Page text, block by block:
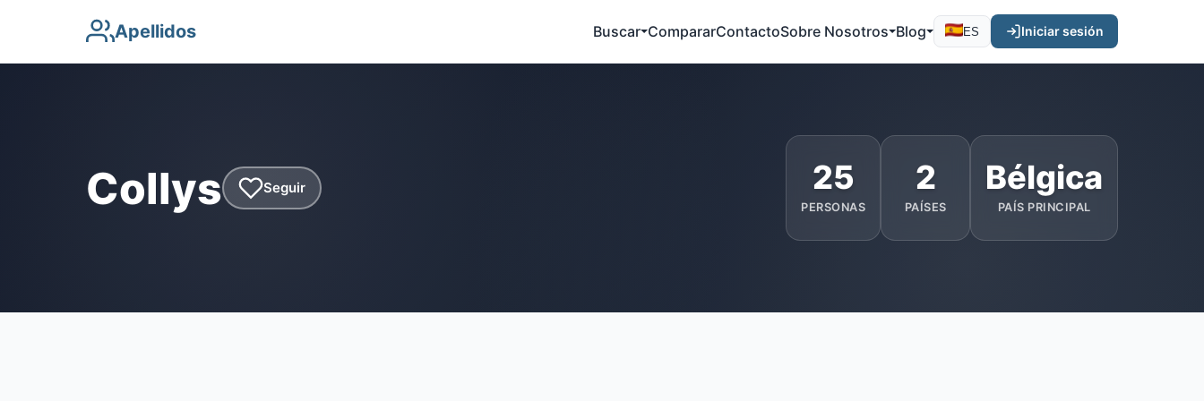
Apellidos Buscar CompararContactoSobre Nosotros Blog ES Iniciar sesión
Collys Seguir 25
PERSONAS
2
PAÍSES
Bélgica
PAÍS PRINCIPAL